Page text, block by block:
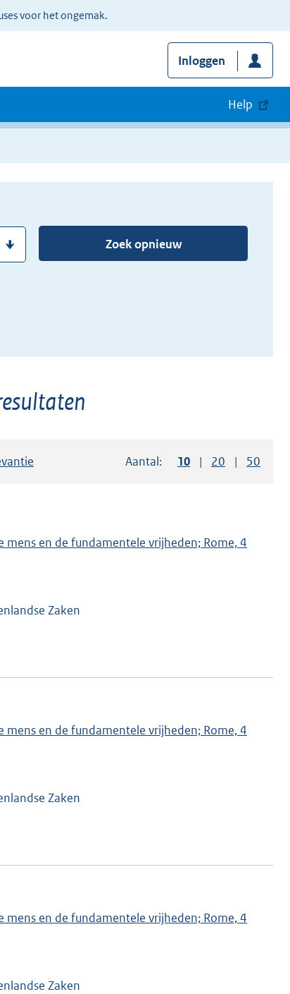
voor het ongemak.
Inloggen
Help
Zoek opnieuw
op: Aantal: Toon
10 resultaten per
Toon
20 resultaten
Toon
50
en de fundamentele vrijheden; Rome, 4
Zaken
en de fundamentele vrijheden; Rome, 4
Zaken
en de fundamentele vrijheden; Rome, 4
Zaken